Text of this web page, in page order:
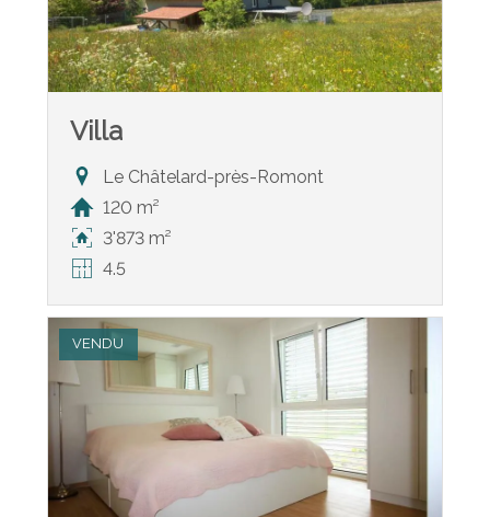
Villa
Le Châtelard-près-Romont
120 m²
3'873 m²
4.5
VENDU